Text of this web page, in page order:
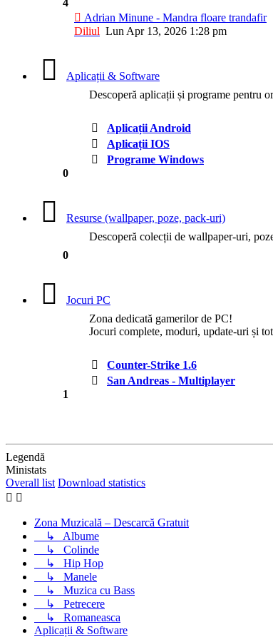
4
Adrian Minune - Mandra floare trandafir
Diliul Lun Apr 13, 2026 1:28 pm
Aplicații & Software
Descoperă aplicații și programe pentru
Aplicații Android
Aplicații IOS
Programe Windows
0
Resurse (wallpaper, poze, pack-uri)
Descoperă colecții de wallpaper-uri,
0
Jocuri PC
Zona dedicată gamerilor de PC!
Jocuri complete, moduri, update-uri și
Counter-Strike 1.6
San Andreas - Multiplayer
1
Legendă
Ministats
Overall list Download statistics
Zona Muzicală – Descarcă Gratuit
↳ Albume
↳ Colinde
↳ Hip Hop
↳ Manele
↳ Muzica cu Bass
↳ Petrecere
↳ Romaneasca
Aplicații & Software